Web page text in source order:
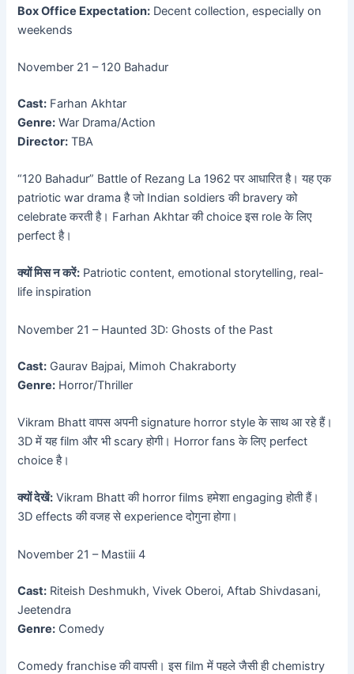
Box Office Expectation: Decent collection, especially on
weekends
November 21 – 120 Bahadur
Cast: Farhan Akhtar
Genre: War Drama/Action
Director: TBA
“120 Bahadur” Battle of Rezang La 1962 पर आधारित है। यह एक
patriotic war drama है जो Indian soldiers की bravery को
celebrate करती है। Farhan Akhtar की choice इस role के लिए
perfect है।
क्यों मिस न करें: Patriotic content, emotional storytelling, real-
life inspiration
November 21 – Haunted 3D: Ghosts of the Past
Cast: Gaurav Bajpai, Mimoh Chakraborty
Genre: Horror/Thriller
Vikram Bhatt वापस अपनी signature horror style के साथ आ रहे हैं।
3D में यह film और भी scary होगी। Horror fans के लिए perfect
choice है।
क्यों देखें: Vikram Bhatt की horror films हमेशा engaging होती हैं।
3D effects की वजह से experience दोगुना होगा।
November 21 – Mastiii 4
Cast: Riteish Deshmukh, Vivek Oberoi, Aftab Shivdasani,
Jeetendra
Genre: Comedy
Comedy franchise की वापसी। इस film में पहले जैसी ही chemistry